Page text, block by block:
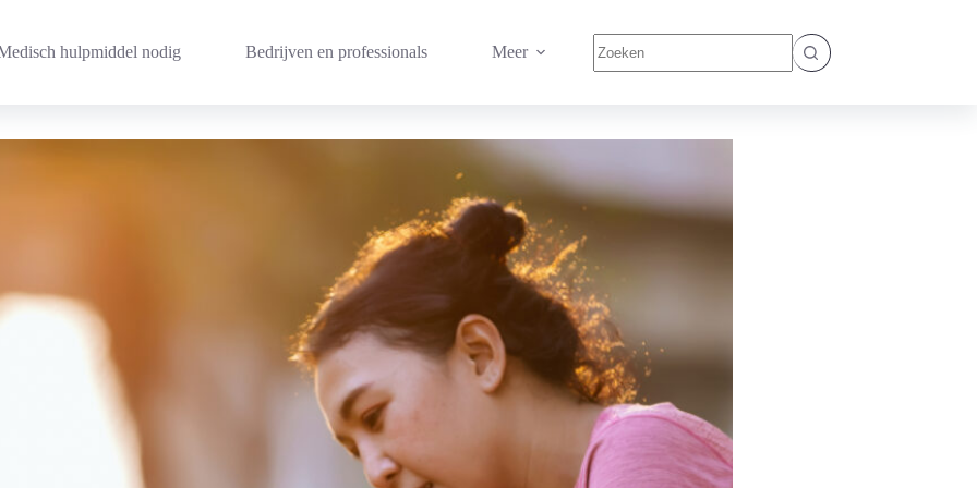
hulpmiddel nodig Bedrijven en professionals Meer
resultaten